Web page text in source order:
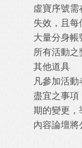
虛寶序號需
失效，且每
大量分身帳
所有活動
其他道具
凡參加活
盡宜之事項
期的變更，
內容論壇